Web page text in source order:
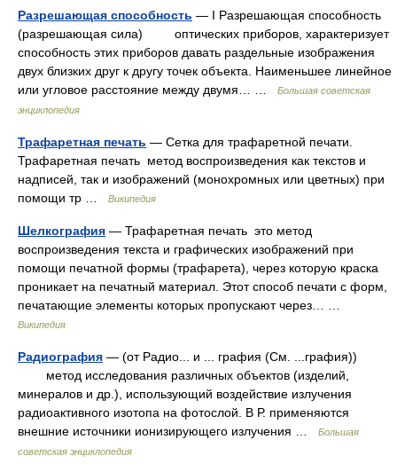
Разрешающая способность — I Разрешающая способность
(разрешающая сила) оптических приборов, характеризует
способность этих приборов давать раздельные изображения
двух близких друг к другу точек объекта. Наименьшее линейное
или угловое расстояние между двумя… …
Большая советская
энциклопедия
Трафаретная печать — Сетка для трафаретной печати.
Трафаретная печать метод воспроизведения как текстов и
надписей, так и изображений (монохромных или цветных) при
помощи тр …
Википедия
Шелкография — Трафаретная печать это метод
воспроизведения текста и графических изображений при
помощи печатной формы (трафарета), через которую краска
проникает на печатный материал. Этот способ печати с форм,
печатающие элементы которых пропускают через… …
Википедия
Радиография — (от Радио... и ... графия (См. ...графия))
метод исследования различных объектов (изделий,
минералов и др.), использующий воздействие излучения
радиоактивного изотопа на фотослой. В Р. применяются
внешние источники ионизирующего излучения …
Большая
советская энциклопедия